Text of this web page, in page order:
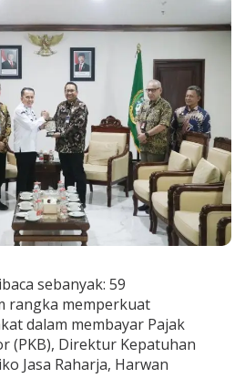
sebanyak: 59
rangka memperkuat
dalam membayar Pajak
(PKB), Direktur Kepatuhan
Jasa Raharja, Harwan